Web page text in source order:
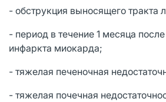
- обструкция выносящего тракта
- период в течение 1 месяца
инфаркта миокарда;
- тяжелая печеночная
- тяжелая почечная